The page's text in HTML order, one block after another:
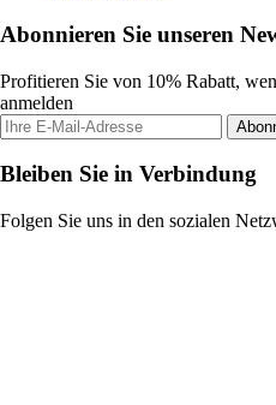
Abonnieren Sie unseren
Profitieren Sie von 10% Rabatt,
anmelden
Bleiben Sie in Verbindung
Folgen Sie uns in den sozialen